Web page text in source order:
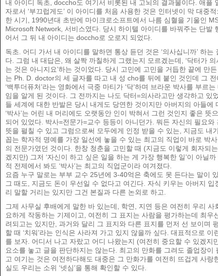
내 아이디 독초, doccho도 여기서 비롯된 내 고뇌의 결과물이다. 애플
자로서 ‘부끄럽게도’ 이 아이디를 처음 사용한 것은 인터넷이 막 대중
한 시기, 1990년대 초반에 마이크로소프트에서 나름 심혈을 기울인
Microsoft Network, 서비스였다. 당시 하이텔 아이디를 바꿔주는 단발
어서 그 뒤 내 아이디는 doccho로 오로지 되었다.
독초. 어디 가서 내 아이디를 말하면 통상 듣던 것은 ‘의사십니까’ 하는
다. 그럼 내 대답은, 왜 살짝 까칠하게 그랬는지 모르겠는데, ‘닥터가
는 것은 아니지요’하는 것이었다. 당시 고민에 고민을 거듭한 끝에 만
는 Ph. D. doctor의 세 글자를 따고 내 성 cho를 뒤에 붙인 것인데 그
‘백투더퓨처’라는 영화에서 극중 마티가 ‘닥’하며 브라운 박사를 부르
임을 알게 된 것이다. 그 전까지는 나도 닥터=의사라고만 생각하고 있
들 세계에 대한 반발은 당시 내게도 당연한 것이지만 아버지의 아들에
‘박사’는 어린 내 머리에도 오랫동안 인이 박혀서 그런 것인지 좋은 뜻
되어 있었다. 박사=전문가=교수 등등이 아니던가. 뭐든 자신의 필요와
뜻을 펼칠 수 있고 그럼으로써 모두에게 인정 받을 수 있는, 지금도 내
꼽는 학자적 명예를 가장 일선에 놓을 수 있는 최고의 직업이 바로 박
의 전문가였던 것이다. 한창 청춘을 고민할 때 (지금도 이렇게 회자되
겠지만) 그저 ‘자신이 하고 싶은 일을 하는 게 가장 행복한 일’이 아닐
적 전제에서 봐도 ‘박사’는 최고의 직업군이라 여겨졌다.
요즘 누구 말로는 부부 교수 25년에 3-40억은 축에도 못 든다는 말이
그 때도, 지금도 돈이 우선일 수 없다고 여긴다. 자식 키우는 아버지 입
리 말할 거리는 있지만 그건 본질과 다른 논외로 하고.
그제 사무실 후배에게 말한 바 있는데, 학연, 지연 등은 여전히 우리 사
요하게 작동하는 기제이고, 여전히 그 표지는 사람을 평가하는데 최우
려되고는 있지만, 과거와 달리 그 표지와 다른 표지를 먼저 선 보이며
할 때 ‘치워’라는 인식은 사라져 가고 있지 않을까 싶다. 대표적으로 이
를 보자. 어디서 나고 자랐고 어디 나왔는지 (여전히 중요할 수 있겠지
요소를 놓고 글을 판단하지는 않는다. 최고의 만화를 그려도 졸업장이
고 여기는 것은 여전하다해도 대중은 그 만화가를 여전히 뜨겁게 사랑
실도 우리는 소위 ‘넷심’을 통해 확인할 수 있다.